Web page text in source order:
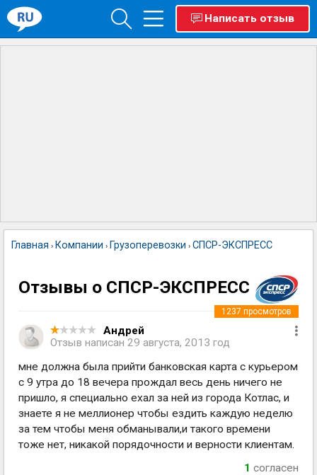
Написать отзыв
Главная › Компании › Грузоперевозки › СПСР-ЭКСПРЕСС
Отзывы о СПСР-ЭКСПРЕСС
Андрей
Отзыв написан 29 августа, 2013 год
1237 просмотров
мне должна была прийти банковская карта с курьером
с 9 утра до 18 вечера прождал весь день ничего не
пришло, я специально ехал за ней из города Котлас, и
знаете я не меллионер чтобы ездить каждую неделю
за тем чтобы меня обманывали,и такого времени
тоже нет, никакой порядочности и верности клиентам.
1 согласен